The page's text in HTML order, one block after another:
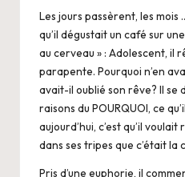
Les jours passèrent, les
qu’il dégustait un café sur
au cerveau » : Adolescent, il
parapente. Pourquoi n’en
avait-il oublié son rêve? Il se
raisons du POURQUOI, ce
aujourd’hui, c’est qu’il
dans ses tripes que c’était la
Pris d’une euphorie, il